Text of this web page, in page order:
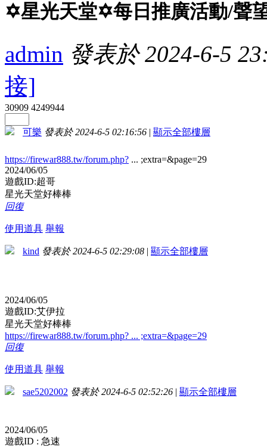
✡星光天堂✡每日推廣活動/聲
admin 發表於 2024-6-5
接]
30909 4249944
可樂 發表於 2024-6-5 02:16:56 | 顯示全部樓層
https://firewar888.tw/forum.php? ... ;extra=&page=29
2024/06/05
遊戲ID:超哥
星光天堂好棒棒
回復
使用道具 舉報
kind 發表於 2024-6-5 02:29:08 | 顯示全部樓層
2024/06/05
遊戲ID:艾伊拉
星光天堂好棒棒
https://firewar888.tw/forum.php? ... ;extra=&page=29
回復
使用道具 舉報
sae5202002 發表於 2024-6-5 02:52:26 | 顯示全部樓層
2024/06/05
遊戲ID : 急速